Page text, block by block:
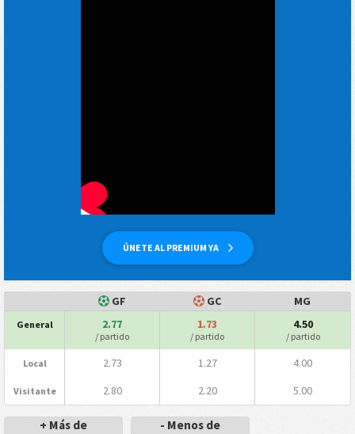
ÚNETE AL PREMIUM YA
GF GC MG
General 2.77
/ partido
1.73
/ partido
4.50
/ partido
Local 2.73 1.27 4.00
Visitante 2.80 2.20 5.00
+ Más de - Menos de